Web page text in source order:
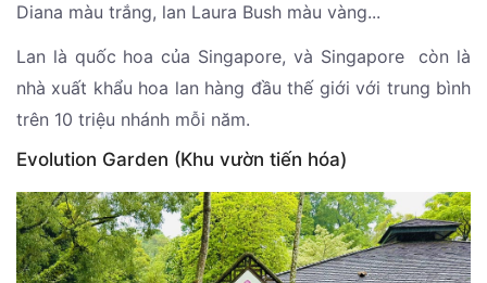
Diana màu trắng, lan Laura Bush màu vàng...
Lan là quốc hoa của Singapore, và Singapore còn là
nhà xuất khẩu hoa lan hàng đầu thế giới với trung bình
trên 10 triệu nhánh mỗi năm.
Evolution Garden (Khu vườn tiến hóa)